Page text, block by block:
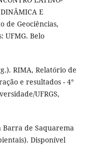
DINÂMICA E
de Geociências,
UFMG. Belo
RIMA, Relatório de
e resultados - 4°
UFRGS,
Barra de Saquarema
Disponível